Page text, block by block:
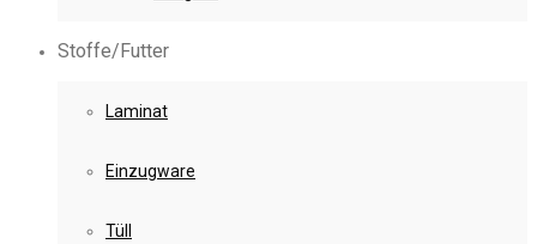
Stoffe/Futter
Laminat
Einzugware
Tüll